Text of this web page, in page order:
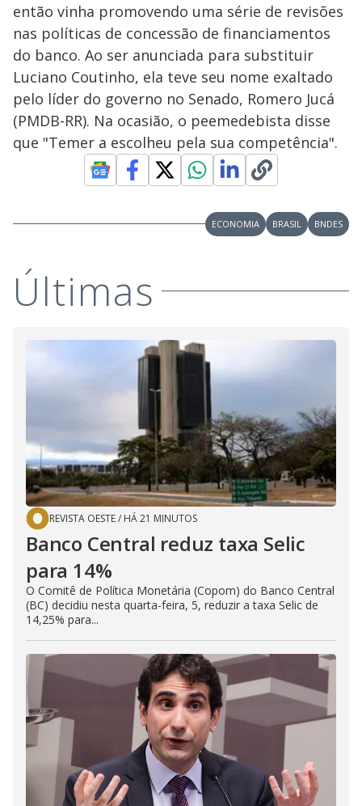
então vinha promovendo uma série de revisões
nas políticas de concessão de financiamentos
do banco. Ao ser anunciada para substituir
Luciano Coutinho, ela teve seu nome exaltado
pelo líder do governo no Senado, Romero Jucá
(PMDB-RR). Na ocasião, o peemedebista disse
que "Temer a escolheu pela sua competência".
ECONOMIA BRASIL BNDES
Últimas
REVISTA OESTE/ HÁ 21 MINUTOS
Banco Central reduz taxa Selic
para 14%
O Comitê de Política Monetária (Copom) do Banco Central
(BC) decidiu nesta quarta-feira, 5, reduzir a taxa Selic de
14,25% para...